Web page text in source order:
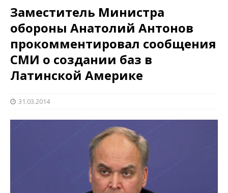
Заместитель Министра
обороны Анатолий Антонов
прокомментировал сообщения
СМИ о создании баз в
Латинской Америке
31.03.2014